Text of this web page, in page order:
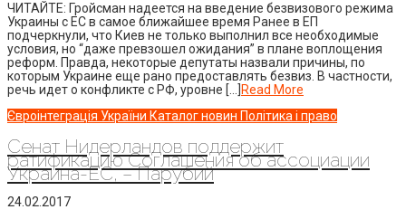
ЧИТАЙТЕ: Гройсман надеется на введение безвизового режима
Украины с ЕС в самое ближайшее время Ранее в ЕП
подчеркнули, что Киев не только выполнил все необходимые
условия, но “даже превзошел ожидания” в плане воплощения
реформ. Правда, некоторые депутаты назвали причины, по
которым Украине еще рано предоставлять безвиз. В частности,
речь идет о конфликте с РФ, уровне […]
Read More
Євроінтеграція України Каталог новин Політика і право
Сенат Нидерландов поддержит
ратификацию Соглашения об ассоциации
Украина-ЕС, – Парубий
24.02.2017